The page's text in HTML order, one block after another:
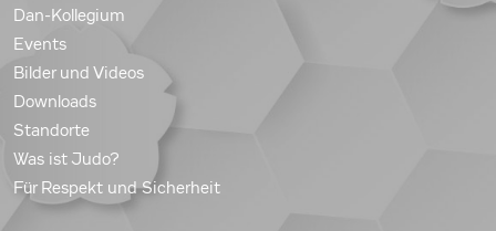
Dan-Kollegium
Events
Bilder und Videos
Downloads
Standorte
Was ist Judo?
Für Respekt und Sicherheit